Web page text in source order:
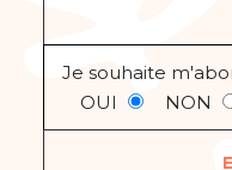
Je souhaite
OUI
NON